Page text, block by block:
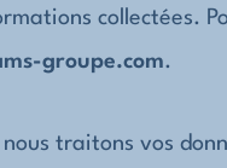
collectées.
groupe.com.
nous traitons vos